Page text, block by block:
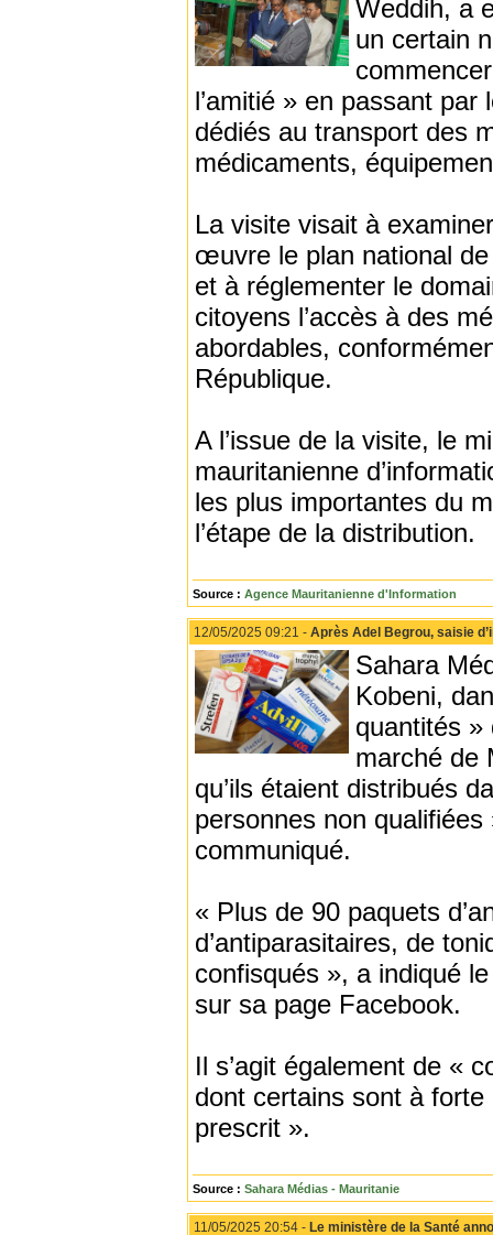
Weddih, a
un certain
l’amitié » en passant
dédiés au transport des
médicaments,
La visite visait à
œuvre le plan national
et à réglementer le
citoyens l’accès à des
abordables,
République.
A l’issue de la visite, le
mauritanienne
les plus importantes du
l’étape de la distribution.
Source : Agence Mauritanienne d'Information
12/05/2025 09:21 - Après Adel Begrou, saisie
Sahara
Kobeni,
quantités »
marché de
qu’ils étaient distribués
personnes non
communiqué.
« Plus de 90 paquets
d’antiparasitaires, de
confisqués », a indiqué
sur sa page Facebook.
Il s’agit également de «
dont certains sont à
prescrit ».
Source : Sahara Médias - Mauritanie
11/05/2025 20:54 - Le ministère de la Santé